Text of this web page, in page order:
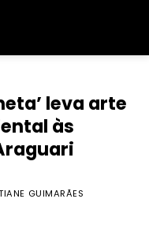
leva arte
às
GUIMARÃES